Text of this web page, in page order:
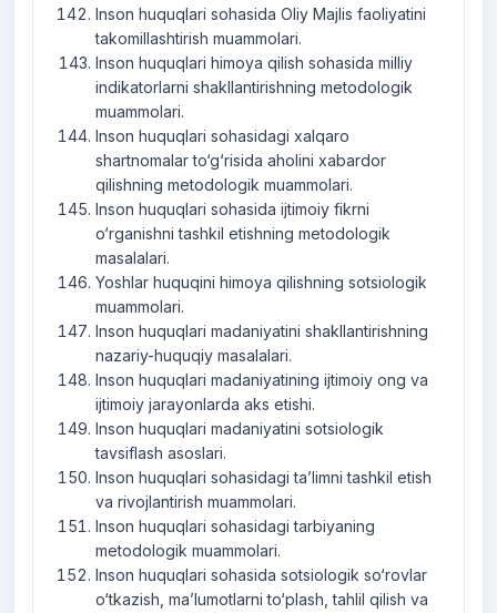
Inson huquqlari sohasida Oliy Majlis faoliyatini
takomillashtirish muammolari.
Inson huquqlari himoya qilish sohasida milliy
indikatorlarni shakllantirishning metodologik
muammolari.
Inson huquqlari sohasidagi xalqaro
shartnomalar to‘g‘risida aholini xabardor
qilishning metodologik muammolari.
Inson huquqlari sohasida ijtimoiy fikrni
o‘rganishni tashkil etishning metodologik
masalalari.
Yoshlar huquqini himoya qilishning sotsiologik
muammolari.
Inson huquqlari madaniyatini shakllantirishning
nazariy-huquqiy masalalari.
Inson huquqlari madaniyatining ijtimoiy ong va
ijtimoiy jarayonlarda aks etishi.
Inson huquqlari madaniyatini sotsiologik
tavsiflash asoslari.
Inson huquqlari sohasidagi ta’limni tashkil etish
va rivojlantirish muammolari.
Inson huquqlari sohasidagi tarbiyaning
metodologik muammolari.
Inson huquqlari sohasida sotsiologik so‘rovlar
o‘tkazish, ma’lumotlarni to‘plash, tahlil qilish va